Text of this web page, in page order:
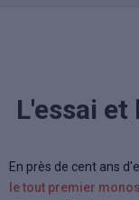
L'essai
En près de cent ans
le tout premier